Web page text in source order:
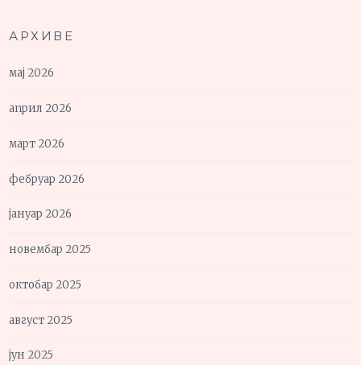
АРХИВЕ
мај 2026
април 2026
март 2026
фебруар 2026
јануар 2026
новембар 2025
октобар 2025
август 2025
јун 2025